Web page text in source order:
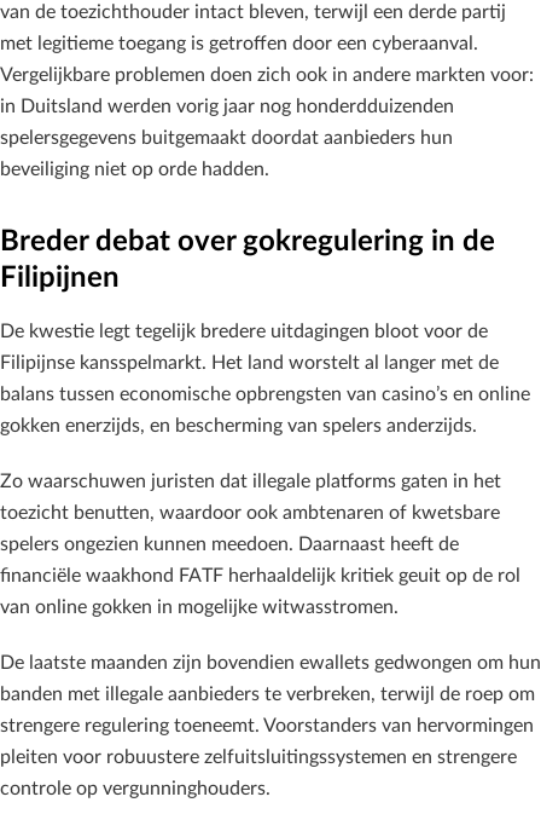
van de toezichthouder intact bleven, terwijl een derde partij
met legitieme toegang is getroffen door een cyberaanval.
Vergelijkbare problemen doen zich ook in andere markten voor:
in Duitsland werden vorig jaar nog honderdduizenden
spelersgegevens buitgemaakt doordat aanbieders hun
beveiliging niet op orde hadden.
Breder debat over gokregulering in de
Filipijnen
De kwestie legt tegelijk bredere uitdagingen bloot voor de
Filipijnse kansspelmarkt. Het land worstelt al langer met de
balans tussen economische opbrengsten van casino’s en online
gokken enerzijds, en bescherming van spelers anderzijds.
Zo waarschuwen juristen dat illegale platforms gaten in het
toezicht benutten, waardoor ook ambtenaren of kwetsbare
spelers ongezien kunnen meedoen. Daarnaast heeft de
financiële waakhond FATF herhaaldelijk kritiek geuit op de rol
van online gokken in mogelijke witwasstromen.
De laatste maanden zijn bovendien ewallets gedwongen om hun
banden met illegale aanbieders te verbreken, terwijl de roep om
strengere regulering toeneemt. Voorstanders van hervormingen
pleiten voor robuustere zelfuitsluitingssystemen en strengere
controle op vergunninghouders.